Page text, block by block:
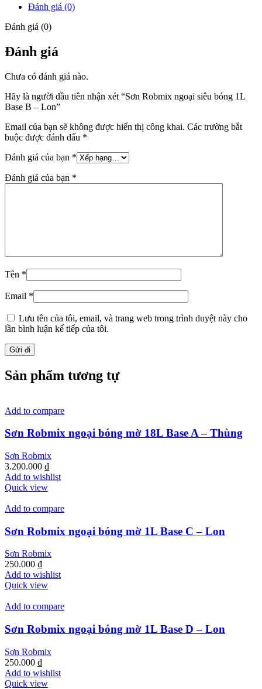
Đánh giá (0)
Đánh giá (0)
Đánh giá
Chưa có đánh giá nào.
Hãy là người đầu tiên nhận xét “Sơn Robmix ngoại siêu bóng 1L
Base B – Lon”
Email của bạn sẽ không được hiển thị công khai. Các trường bắt
buộc được đánh dấu *
Đánh giá của bạn *
Đánh giá của bạn *
Tên *
Email *
Lưu tên của tôi, email, và trang web trong trình duyệt này cho
lần bình luận kế tiếp của tôi.
Sản phẩm tương tự
Add to compare
Sơn Robmix ngoại bóng mờ 18L Base A – Thùng
Sơn Robmix
3.200.000 ₫
Add to wishlist
Quick view
Add to compare
Sơn Robmix ngoại bóng mờ 1L Base C – Lon
Sơn Robmix
250.000 ₫
Add to wishlist
Quick view
Add to compare
Sơn Robmix ngoại bóng mờ 1L Base D – Lon
Sơn Robmix
250.000 ₫
Add to wishlist
Quick view